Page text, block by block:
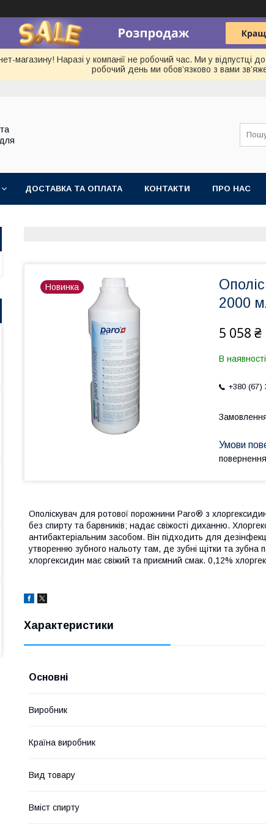
магазину! Наразі у компанії не робочий час. Ми у
робочий день ми обов’язково з вами
ДОСТАВКА ТА ОПЛАТА КОНТАКТИ ПРО НАС
Новинка
2000
5 058 ₴
В наявності
+380 (67)
Ополіскувач для ротової порожнини Paro® з
без спирту та барвників; надає свіжості диханню.
антибактеріальним засобом. Він підходить для
утворенню зубного нальоту там, де зубні щітки та зубна
хлоргексидин має свіжий та приємний смак. 0,12%
Характеристики
Основні
Виробник
Країна виробник
Вид товару
Вміст спирту